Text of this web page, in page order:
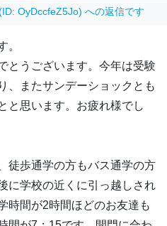
OyDccfeZ5Jo) への返信です
。
とうございます。今年は受験
、またサンデーショックとも
と思います。お疲れ様でし
徒歩通学の方もバス通学の方
に学校の近くに引っ越しされ
時間が2時間ほどのお友達も